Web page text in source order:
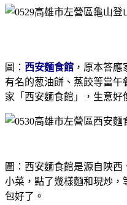
圖： 西安麵食館 ，原本答
有名的葱油餅、蒸餃等當
家「西安麵食館」，生意好
圖：西安麵食館是源自陝
小菜，點了幾樣麵和現炒
包好了。